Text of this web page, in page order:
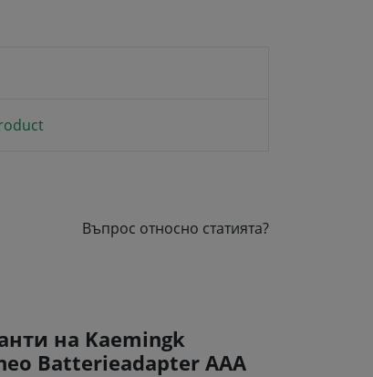
Въпрос относно статията?
на Kaemingk
Batterieadapter AAA